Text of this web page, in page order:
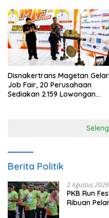
Disnakertrans Magetan Gelar
Job Fair, 20 Perusahaan
Sediakan 2.159 Lowongan
Berita Politik
2 Agustus 2026
PKB Run
Ribuan